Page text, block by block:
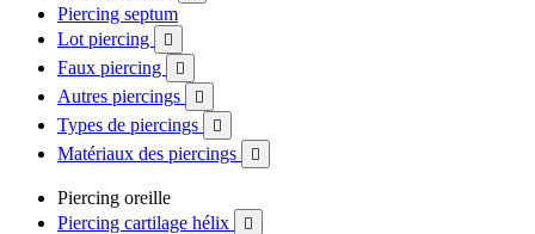
Piercing septum
Lot piercing

Faux piercing 
Autres piercings 
Types de piercings 
Matériaux des piercings 
Piercing oreille
Piercing cartilage hélix
